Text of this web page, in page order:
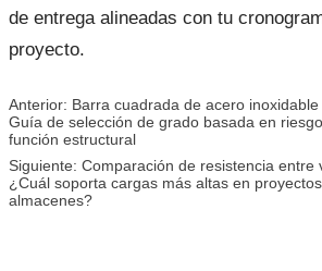
de entrega alineadas con tu
proyecto.
Anterior: Barra cuadrada de acero
Guía de selección de grado basada en
función estructural
Siguiente: Comparación de resistencia entre
¿Cuál soporta cargas más altas en
almacenes?